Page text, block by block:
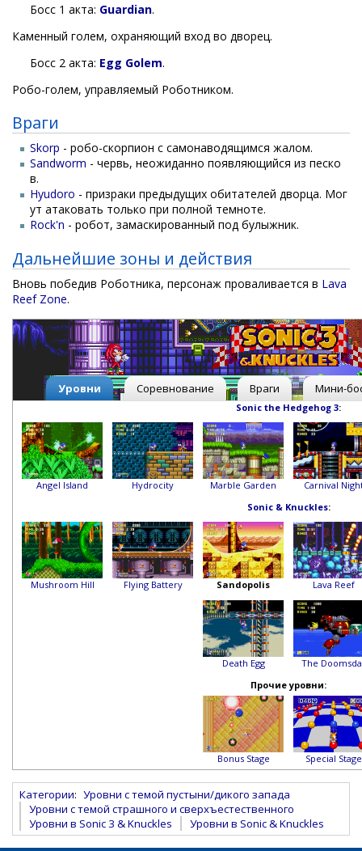
Босс 1 акта: Guardian.
Каменный голем, охраняющий вход во дворец.
Босс 2 акта: Egg Golem.
Робо-голем, управляемый Роботником.
Враги
Skorp - робо-скорпион с самонаводящимся жалом.
Sandworm - червь, неожиданно появляющийся из песко
в.
Hyudoro - призраки предыдущих обитателей дворца. Мог
ут атаковать только при полной темноте.
Rock'n - робот, замаскированный под булыжник.
Дальнейшие зоны и действия
Вновь победив Роботника, персонаж проваливается в Lava
Reef Zone.
Уровни Соревнование Враги Мини-
Sonic the Hedgehog 3:
Angel Island Hydrocity Marble Garden
Carnival
Sonic & Knuckles:
Mushroom Hill Flying Battery Sandopolis Lava Reef
Death Egg
The
Прочие уровни:
Bonus Stage Special Stage
Категории: Уровни с темой пустыни/дикого запада
Уровни с темой страшного и сверхъестественного
Уровни в Sonic 3 & Knuckles
Уровни в Sonic & Knuckles